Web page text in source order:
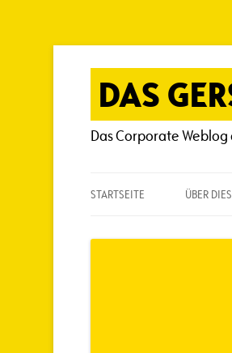
Zum
Inhalt
DAS
Das Corporate
STARTSEITE ÜBER